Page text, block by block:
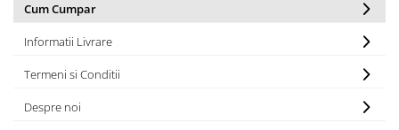
Cum Cumpar
Informatii Livrare
Termeni si Conditii
Despre noi